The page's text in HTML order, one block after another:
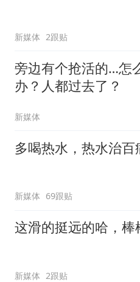
新媒体 2跟贴
旁边有个抢活的…怎
办？人都过去了？
新媒体
多喝热水，热水治百
新媒体 69跟贴
这滑的挺远的哈，棒
新媒体 2跟贴